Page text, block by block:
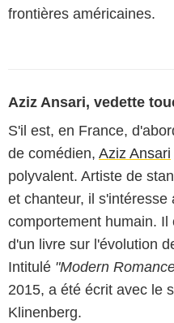
frontières américaines.
Aziz Ansari, vedette
S'il est, en France,
de comédien, Aziz Ansari
polyvalent. Artiste de
et chanteur, il
comportement humain.
d'un livre sur l'évolution
Intitulé "Modern
2015, a été écrit avec le
Klinenberg.